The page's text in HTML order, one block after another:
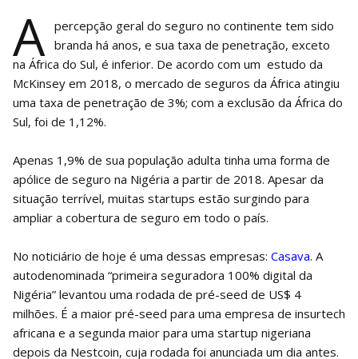
A percepção geral do seguro no continente tem sido
branda há anos, e sua taxa de penetração, exceto
na África do Sul, é inferior. De acordo com um estudo da
McKinsey em 2018, o mercado de seguros da África atingiu
uma taxa de penetração de 3%; com a exclusão da África do
Sul, foi de 1,12%.
Apenas 1,9% de sua população adulta tinha uma forma de
apólice de seguro na Nigéria a partir de 2018. Apesar da
situação terrível, muitas startups estão surgindo para
ampliar a cobertura de seguro em todo o país.
No noticiário de hoje é uma dessas empresas: Casava. A
autodenominada “primeira seguradora 100% digital da
Nigéria” levantou uma rodada de pré-seed de US$ 4
milhões. É a maior pré-seed para uma empresa de insurtech
africana e a segunda maior para uma startup nigeriana
depois da Nestcoin, cuja rodada foi anunciada um dia antes.